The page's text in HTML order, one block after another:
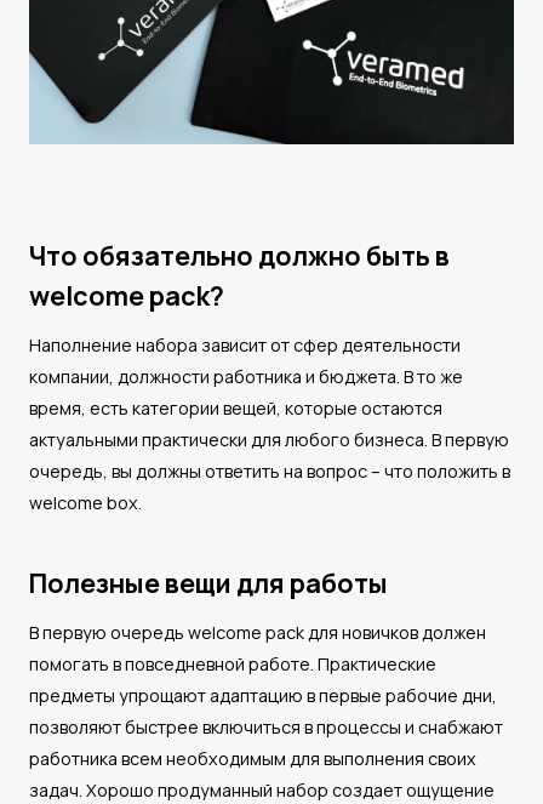
Что обязательно должно быть в
welcome pack?
Наполнение набора зависит от сфер деятельности
компании, должности работника и бюджета. В то же
время, есть категории вещей, которые остаются
актуальными практически для любого бизнеса. В первую
очередь, вы должны ответить на вопрос – что положить в
welcome box.
Полезные вещи для работы
В первую очередь welcome pack для новичков должен
помогать в повседневной работе. Практические
предметы упрощают адаптацию в первые рабочие дни,
позволяют быстрее включиться в процессы и снабжают
работника всем необходимым для выполнения своих
задач. Хорошо продуманный набор создает ощущение